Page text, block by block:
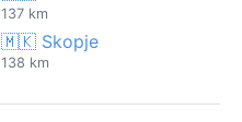
137 km
🇲🇰 Skopje
138 km